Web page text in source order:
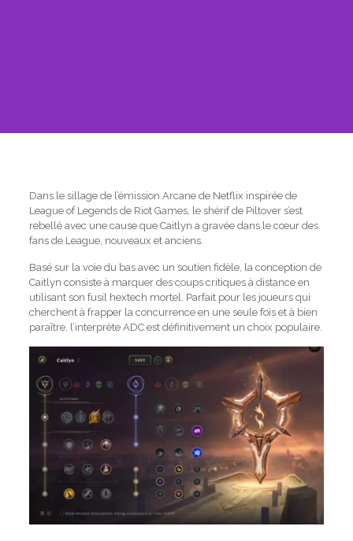
Dans le sillage de l’émission Arcane de Netflix inspirée de
League of Legends de Riot Games, le shérif de Piltover s’est
rebellé avec une cause que Caitlyn a gravée dans le cœur des
fans de League, nouveaux et anciens.
Basé sur la voie du bas avec un soutien fidèle, la conception de
Caitlyn consiste à marquer des coups critiques à distance en
utilisant son fusil hextech mortel. Parfait pour les joueurs qui
cherchent à frapper la concurrence en une seule fois et à bien
paraître, l’interprète ADC est définitivement un choix populaire.